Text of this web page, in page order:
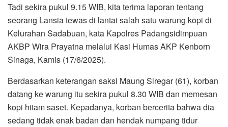
Tadi sekira pukul 9.15 WIB, kita terima laporan tentang
seorang Lansia tewas di lantai salah satu warung kopi di
Kelurahan Sadabuan, kata Kapolres Padangsidimpuan
AKBP Wira Prayatna melalui Kasi Humas AKP Kenborn
Sinaga, Kamis (17/6/2025).
Berdasarkan keterangan saksi Maung Siregar (61), korban
datang ke warung itu sekira pukul 8.30 WIB dan memesan
kopi hitam saset. Kepadanya, korban bercerita bahwa dia
sedang tidak enak badan dan hendak numpang tidur